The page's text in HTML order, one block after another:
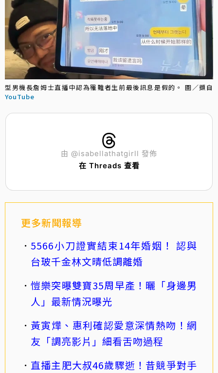
型男機長詹姆士直播中認為罹難者生前最後訊息是假的。 圖／擷自
YouTube
由 @isabellathatgirll 發佈
在 Threads 查看
更多新聞報導
5566小刀證實結束14年婚姻！ 認與
台玻千金林文晴低調離婚
愷樂突曝雙寶35周早產！曬「身邊男
人」最新情況曝光
黃寅燁、惠利確認愛意深情熱吻！網
友「調亮影片」細看舌吻過程
直播主肥大叔46歲驟逝！昔競爭對手